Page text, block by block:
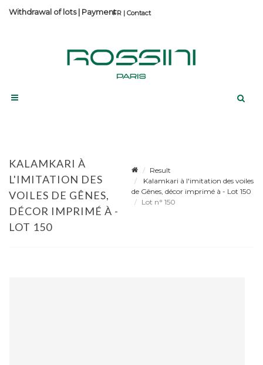
Contact
Withdrawal of lots| Payment
KALAMKARI À
L'IMITATION DES
VOILES DE GÊNES,
DÉCOR IMPRIMÉ À -
LOT 150
Result
Kalamkari à l'imitation des voiles
de Gênes, décor imprimé à - Lot 150
Lot n° 150